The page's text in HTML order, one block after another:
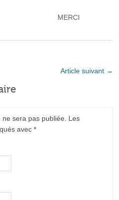
Article suivant →
sera pas publiée. Les
avec*